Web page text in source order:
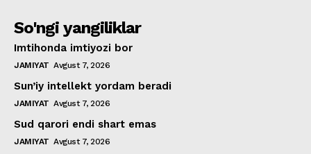
So'ngi yangiliklar
Imtihonda imtiyozi bor
JAMIYAT Avgust 7, 2026
Sun’iy intellekt yordam beradi
JAMIYAT Avgust 7, 2026
Sud qarori endi shart emas
JAMIYAT Avgust 7, 2026